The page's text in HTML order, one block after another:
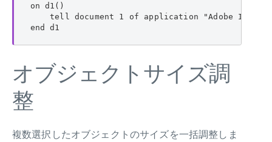
on d1()
tell document 1 of application "Adobe
end d1
オブジェクトサイズ調
整
複数選択したオブジェクトのサイズを一括調整しま